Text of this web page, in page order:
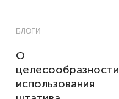
БЛОГИ
О
целесообразности
использования